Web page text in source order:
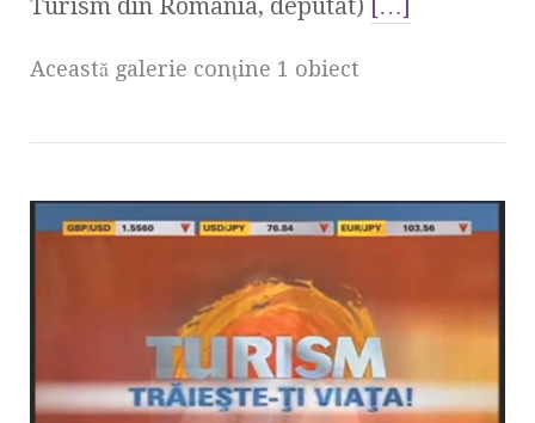
Turism din România, deputat) […]
Această galerie conţine 1 obiect